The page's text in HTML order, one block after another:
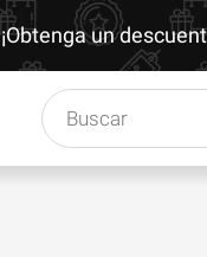
¡Obtenga un